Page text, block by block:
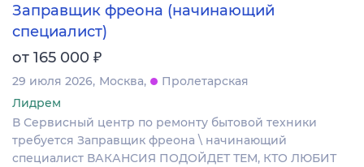
Заправщик фреона (начинающий
специалист)
от 165 000 ₽
29 июля 2026 Москва
Пролетарская
Лидрем
В Сервисный центр по ремонту бытовой техники
требуется Заправщик фреона \ начинающий
специалист ВАКАНСИЯ ПОДОЙДЕТ ТЕМ, КТО ЛЮБИТ